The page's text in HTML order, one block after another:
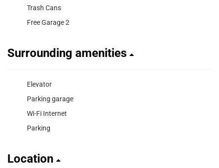
Trash Cans
Free Garage 2
Surrounding amenities
Elevator
Parking garage
Wi-Fi Internet
Parking
Location